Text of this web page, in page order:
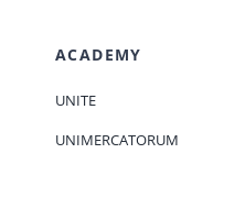
ACADEMY
UNITE
UNIMERCATORUM